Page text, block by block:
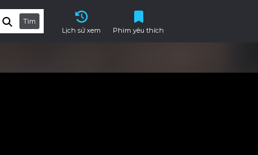
Tìm
Lịch sử xem
Phim yêu thích